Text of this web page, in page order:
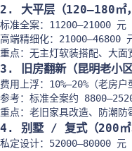
2. 大平层（120–180㎡
标准全案：11200–21000 元
高端精细化：21000–46800
重点：无主灯软装搭配、大面
3. 旧房翻新（昆明老小
费用上浮：10%–20%（老房
参考：标准全案约
重点：老旧家具改造、防潮防
4. 别墅 / 复式（200㎡
私定设计：52000–80000 元